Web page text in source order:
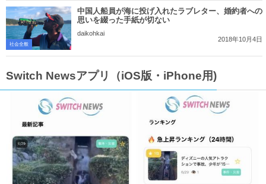
社会全般
中国人船員が海に投げ入れたラブレター、婚約者への
思いを綴った手紙が切ない
daikohkai
2018年10月4日
Switch Newsアプリ（iOS版・iPhone用)